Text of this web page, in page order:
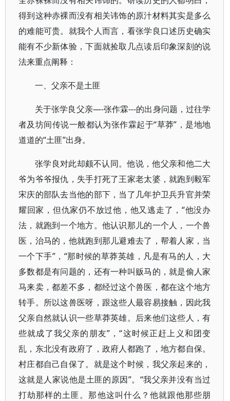
得到这种赤裸而没有相关讳饰的原汁材料其实是多么
的难能可贵。就我个人而言，看张学良口述历史确实
能有不少新体验，下面就捡取几点读后印象深刻的说
法来重点阐释：
一、父亲不是土匪
关于张学良父亲—-张作霖---的出身问题，过往学
者及坊间传说一般都认为张作霖起于“草莽”，是地地
道道的“土匪”出身。
张学良对此却颇不认同。他说，他父亲和他二大
爷为爷爷报仇，失手打死了王家老太婆，就跑到毅军
宋庆的部队去当他的部下，当了几年护卫兵升官并荣
耀回家，但仇家仍不放过他，他又逃走了，“他没办
法，就跑到一个地方。他认识那儿的一个人，一个兽
医，治马的，他就跑到那儿避难去了，帮着人家，当
一个下手”，“那时候的草莽英雄，凡是有马的人，大
多数都是有问题的，还有一种叫贩马的，就是偷人家
马来卖，都差不多，都经过这个兽医，都在这个地方
转手。所以这兽医呀，跟这些人最容易接触，因此我
父亲自然就认识一些草莽英雄。后来他们这些人，有
些就成了我父亲的朋友”，“这时候正赶上义和团变
乱，东北没有政府了，政府人都跑了，地方都自保。
村庄都自己自保了。就是这个时候，我父亲起来的，
这就是人家说他是土匪的原因”。“我父亲并没有当过
打劫那样的土匪。那他这叫什么？他就跟他那些朋